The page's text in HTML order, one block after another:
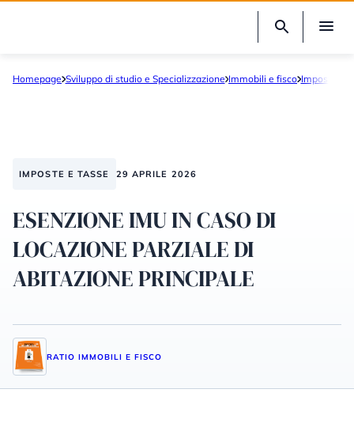
Homepage Sviluppo di studio e Specializzazione Immobili e fisco Imposte e
IMPOSTE E TASSE 29 APRILE 2026
ESENZIONE IMU IN CASO DI
LOCAZIONE PARZIALE DI
ABITAZIONE PRINCIPALE
RATIO IMMOBILI E FISCO